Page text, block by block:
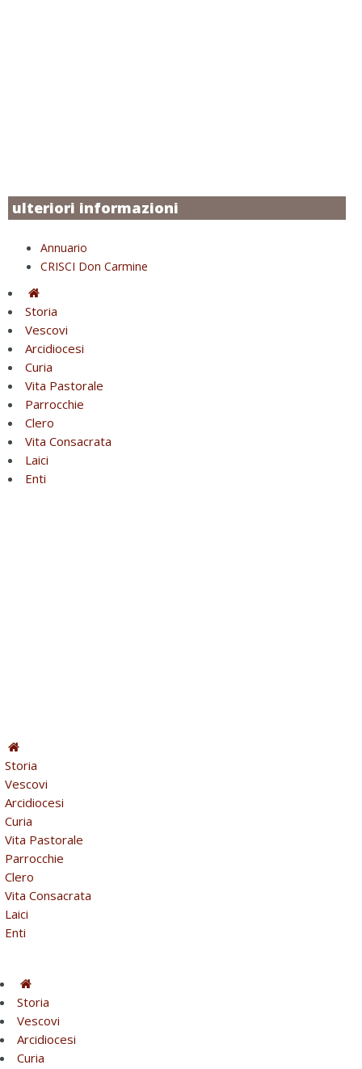
ulteriori informazioni
Annuario
CRISCI Don Carmine
Storia
Vescovi
Arcidiocesi
Curia
Vita Pastorale
Parrocchie
Clero
Vita Consacrata
Laici
Enti
Storia
Vescovi
Arcidiocesi
Curia
Vita Pastorale
Parrocchie
Clero
Vita Consacrata
Laici
Enti
Storia
Vescovi
Arcidiocesi
Curia